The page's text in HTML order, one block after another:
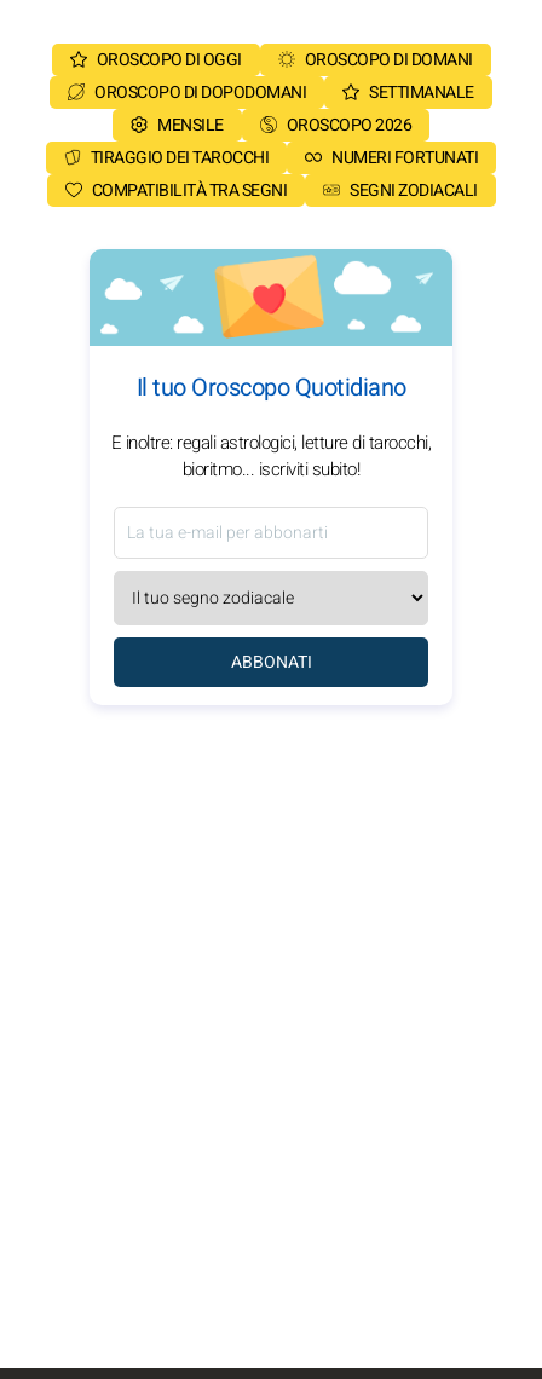
OROSCOPO DI OGGI
OROSCOPO DI DOMANI
OROSCOPO DI DOPODOMANI
SETTIMANALE
MENSILE
OROSCOPO 2026
TIRAGGIO DEI TAROCCHI
NUMERI FORTUNATI
COMPATIBILITÀ TRA SEGNI
SEGNI ZODIACALI
Il tuo Oroscopo Quotidiano
E inoltre: regali astrologici, letture di tarocchi,
bioritmo... iscriviti subito!
ABBONATI